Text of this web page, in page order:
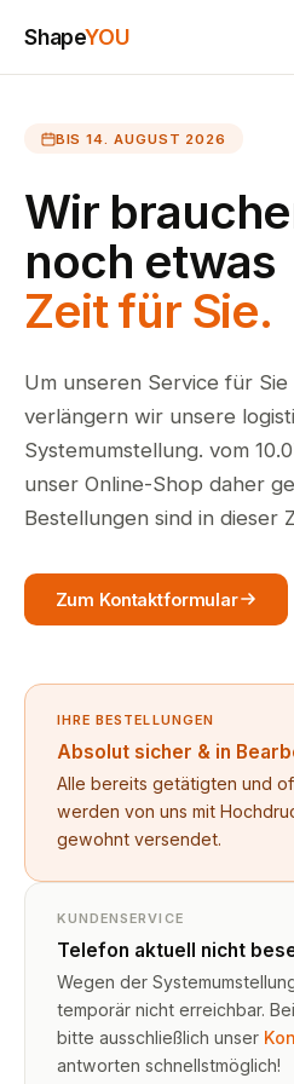
ShapeYOU
BIS 14. AUGUST 2026
Wir
noch etwas
Zeit für Sie.
Um unseren Service für
verlängern wir unsere
Systemumstellung. vom
unser Online-Shop daher
Bestellungen sind in dieser
Zum Kontaktformular
IHRE BESTELLUNGEN
Absolut sicher & in
Alle bereits getätigten und
werden von uns mit
gewohnt versendet.
KUNDENSERVICE
Telefon aktuell nicht
Wegen der
temporär nicht erreichbar.
bitte ausschließlich unser
antworten schnellstmöglich!